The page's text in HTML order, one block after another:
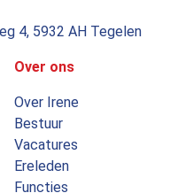
4, 5932 AH Tegelen
Over ons
Over Irene
Bestuur
Vacatures
Ereleden
Functies